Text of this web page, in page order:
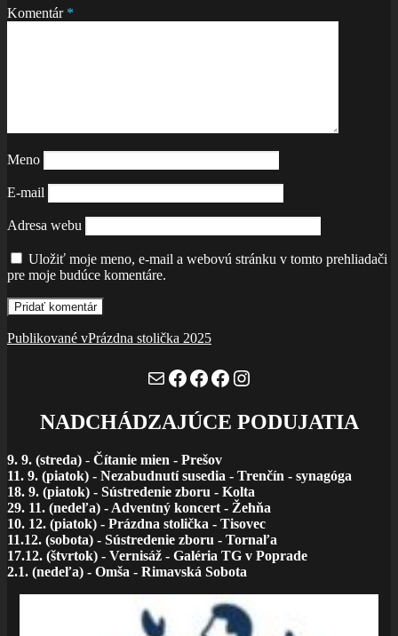
Komentár *
Meno
E-mail
Adresa webu
Uložiť moje meno, e-mail a webovú stránku v tomto prehliadači
pre moje budúce komentáre.
Navigácia
Publikované vPrázdna stolička 2025
MailFacebook
Facebook
Facebook
Instagram
NADCHÁDZAJÚCE PODUJATIA
9. 9. (streda) - Čítanie mien - Prešov
11. 9. (piatok) - Nezabudnutí susedia - Trenčín - synagóga
18. 9. (piatok) - Sústredenie zboru - Kolta
29. 11. (nedeľa) - Adventný koncert - Žehňa
10. 12. (piatok) - Prázdna stolička - Tisovec
11.12. (sobota) - Sústredenie zboru - Tornaľa
17.12. (štvrtok) - Vernisáž - Galéria TG v Poprade
2.1. (nedeľa) - Omša - Rimavská Sobota